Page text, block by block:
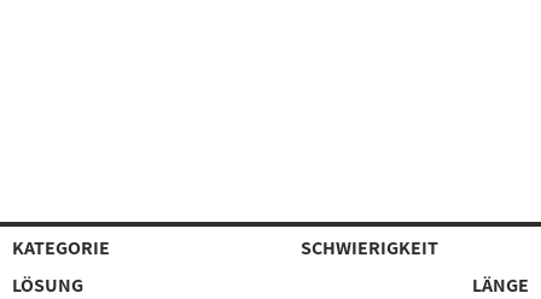
KATEGORIE
SCHWIERIGKEIT
LÖSUNG
LÄNGE